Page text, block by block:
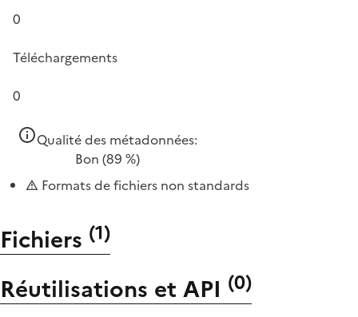
0
Téléchargements
0
Qualité des métadonnées:
Bon (89 %)
Formats de fichiers non standards
Fichiers (1)
Réutilisations et API (0)